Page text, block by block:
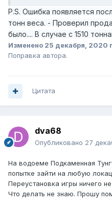
P.S. Ошибка появляется
тонн веса. - Проверил
было.... В случае с 1510
Изменено 25 декабря, 2020
Поправка автора.
Цитата
dva68
Опубликовано 27
На водоеме Подкаменная
попытке зайти на любую
Переустановка игры ничего
Что делать не знаю. Прошу